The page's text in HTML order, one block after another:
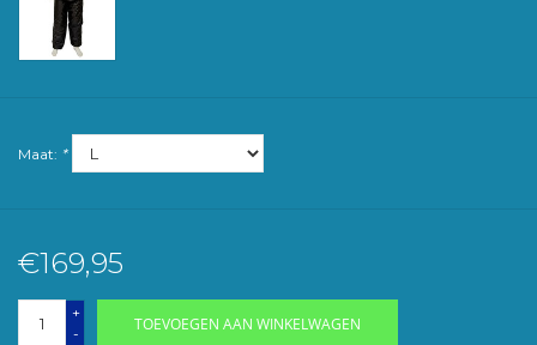
Maat: *
€169,95
+
-
TOEVOEGEN AAN WINKELWAGEN